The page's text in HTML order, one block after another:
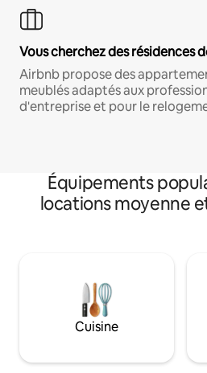
Vous cherchez des résidences
Airbnb propose des
meublés adaptés aux
d'entreprise et pour le
Équipements
locations moyenne
Cuisine